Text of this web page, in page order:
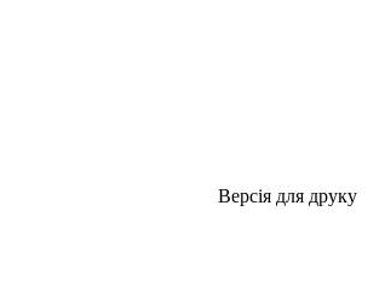
Версія для друку